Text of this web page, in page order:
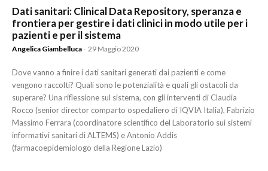
Dati sanitari: Clinical Data Repository, speranza e
frontiera per gestire i dati clinici in modo utile per i
pazienti e per il sistema
Angelica Giambelluca - 29 Maggio 2020
Dove vanno a finire i dati sanitari generati dai pazienti e come
vengono raccolti? Quali sono le potenzialità e quali gli ostacoli da
superare? Una riflessione sul sistema, con gli interventi di Claudia
Rocco (senior director comparto ospedaliero di IQVIA Italia), Fabrizio
Massimo Ferrara (coordinatore scientifico del Laboratorio sui sistemi
informativi sanitari di ALTEMS) e Antonio Addis
(farmacoepidemiologo della Regione Lazio)